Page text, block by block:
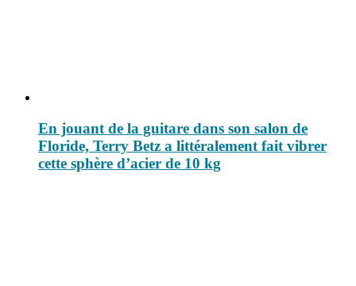
En jouant de la guitare dans son salon de
Floride, Terry Betz a littéralement fait vibrer
cette sphère d’acier de 10 kg